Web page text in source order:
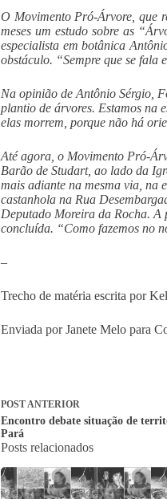
O Movimento Pró-Árvore, que
meses um estudo sobre as
especialista em botânica
obstáculo. “Sempre que se fala
Na opinião de Antônio Sérgio,
plantio de árvores. Estamos na
elas morrem, porque não há
Até agora, o Movimento Pró-
Barão de Studart, ao lado da
mais adiante na mesma via, na
castanhola na Rua
Deputado Moreira da Rocha. A
concluída. “Como fazemos no
–
Trecho de matéria escrita por
Enviada por Janete Melo para
POSTANTERIOR
Encontro debate situação de
Pará
Posts relacionados